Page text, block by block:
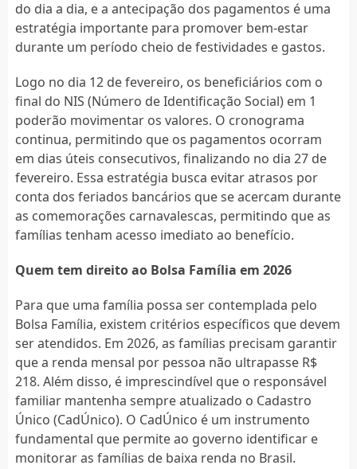
do dia a dia, e a antecipação dos pagamentos é uma
estratégia importante para promover bem-estar
durante um período cheio de festividades e gastos.
Logo no dia 12 de fevereiro, os beneficiários com o
final do NIS (Número de Identificação Social) em 1
poderão movimentar os valores. O cronograma
continua, permitindo que os pagamentos ocorram
em dias úteis consecutivos, finalizando no dia 27 de
fevereiro. Essa estratégia busca evitar atrasos por
conta dos feriados bancários que se acercam durante
as comemorações carnavalescas, permitindo que as
famílias tenham acesso imediato ao benefício.
Quem tem direito ao Bolsa Família em 2026
Para que uma família possa ser contemplada pelo
Bolsa Família, existem critérios específicos que devem
ser atendidos. Em 2026, as famílias precisam garantir
que a renda mensal por pessoa não ultrapasse R$
218. Além disso, é imprescindível que o responsável
familiar mantenha sempre atualizado o Cadastro
Único (CadÚnico). O CadÚnico é um instrumento
fundamental que permite ao governo identificar e
monitorar as famílias de baixa renda no Brasil.